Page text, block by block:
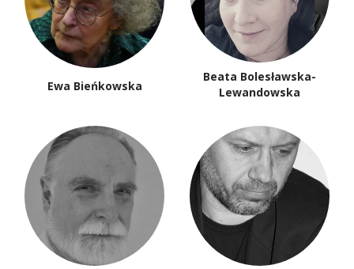
Ewa Bieńkowska
Beata Bolesławska-
Lewandowska